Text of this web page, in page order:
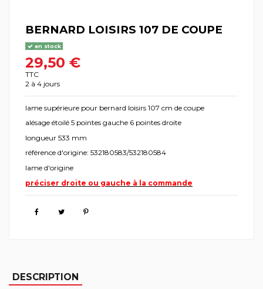
BERNARD LOISIRS 107 DE COUPE
en stock
29,50 €
TTC
2 à 4 jours
lame supérieure pour bernard loisirs 107 cm de coupe
alésage étoilé 5 pointes gauche 6 pointes droite
longueur 533 mm
référence d'origine: 532180583/532180584
lame d'origine
préciser droite ou gauche à la commande
DESCRIPTION